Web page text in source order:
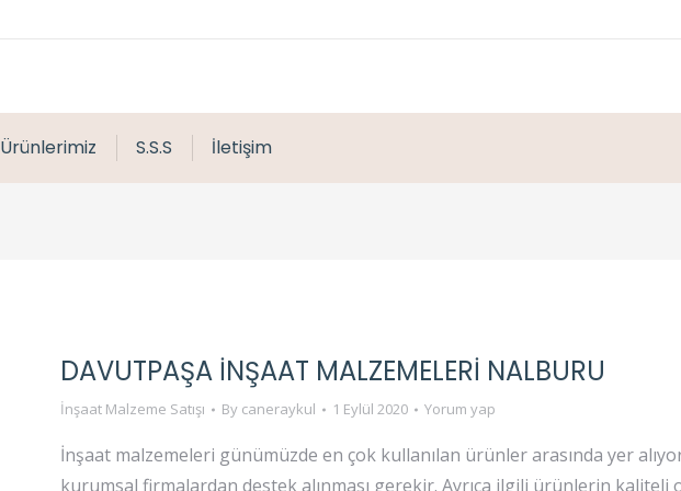
Ürünlerimiz S.S.S İletişim
DAVUTPAŞA İNŞAAT MALZEMELERI NALBURU
İnşaat Malzeme Satışı By caneraykul 1 Eylül 2020 Yorum yap
İnşaat malzemeleri günümüzde en çok kullanılan ürünler arasında yer
kurumsal firmalardan destek alınması gerekir. Ayrıca ilgili ürünlerin kaliteli